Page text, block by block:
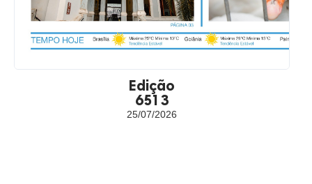
Edição
6513
25/07/2026